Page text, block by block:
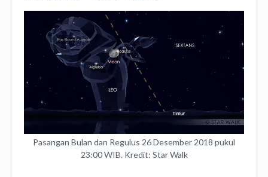
Pasangan Bulan dan Regulus 26 Desember 2018 pukul
23:00 WIB. Kredit: Star Walk